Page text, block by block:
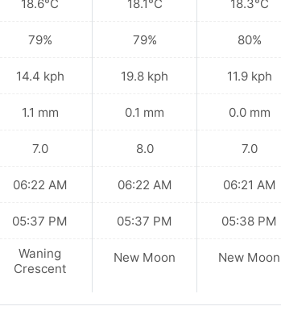
18.6°C
79%
14.4 kph
1.1 mm
7.0
06:22 AM
05:37 PM
Waning
Crescent
18.1°C
79%
19.8 kph
0.1 mm
8.0
06:22 AM
05:37 PM
New Moon
18.3°C
80%
11.9 kph
0.0 mm
7.0
06:21 AM
05:38 PM
New Moon